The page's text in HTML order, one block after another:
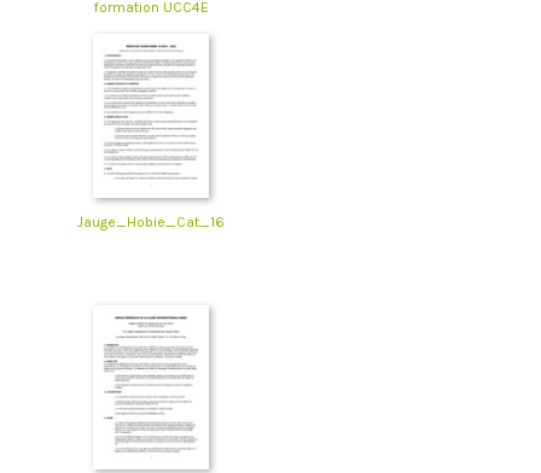
formation UCC4E
Jauge_Hobie_Cat_16